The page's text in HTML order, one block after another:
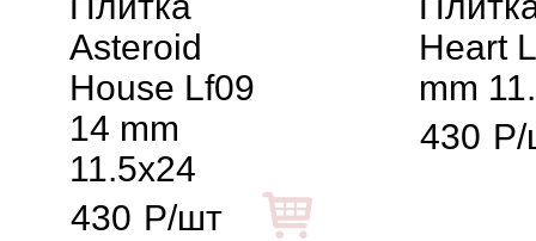
Asteroid
House Lf09
14 mm
11.5x24
430 Р/шт
Heart
mm
430 Р/